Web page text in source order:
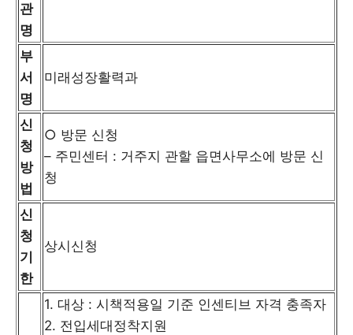
관
명
부
서
명
미래성장활력과
신
청
방
법
○ 방문 신청
– 주민센터 : 거주지 관할 읍면사무소에 방문 신
청
신
청
기
한
상시신청
1. 대상 : 시책적용일 기준 인센티브 자격 충족자
2. 전입세대정착지원